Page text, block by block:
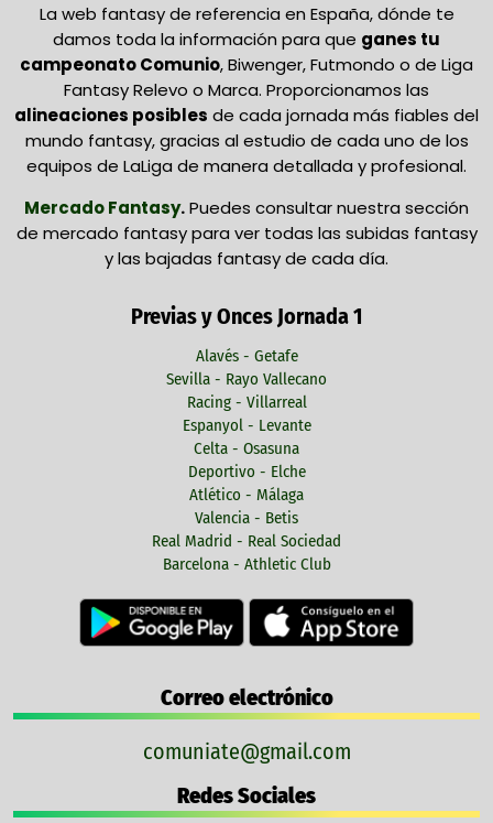
La web fantasy de referencia en España, dónde te
damos toda la información para que ganes tu
campeonato Comunio, Biwenger, Futmondo o de Liga
Fantasy Relevo o Marca. Proporcionamos las
alineaciones posibles de cada jornada más fiables del
mundo fantasy, gracias al estudio de cada uno de los
equipos de LaLiga de manera detallada y profesional.
Mercado Fantasy.Puedes consultar nuestra sección
de mercado fantasy para ver todas las subidas fantasy
y las bajadas fantasy de cada día.
Previas y Onces Jornada 1
Alavés - Getafe
Sevilla - Rayo Vallecano
Racing - Villarreal
Espanyol - Levante
Celta - Osasuna
Deportivo - Elche
Atlético - Málaga
Valencia - Betis
Real Madrid - Real Sociedad
Barcelona - Athletic Club
Correo electrónico
comuniate@gmail.com
Redes Sociales